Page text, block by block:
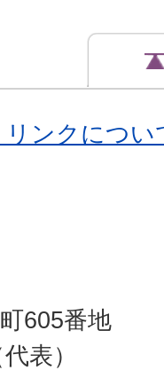
リンクについ
605番地
表）